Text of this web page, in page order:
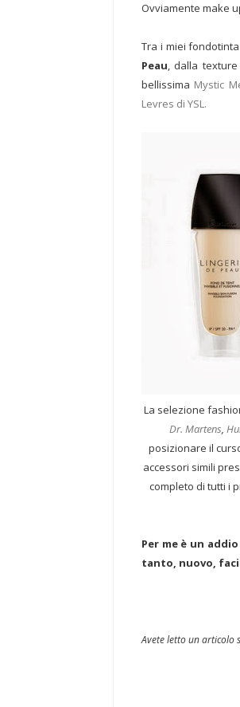
Ovviamente make
Tra i miei
Peau, dalla
bellissima Mystic
Levres di YSL.
La selezione
Dr. Martens,
posizionare il
accessori simili
completo di tutti i
Per me è un
tanto, nuovo,
Avete letto un articolo